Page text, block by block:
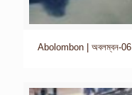
Abolombon | অবলম্বন-06